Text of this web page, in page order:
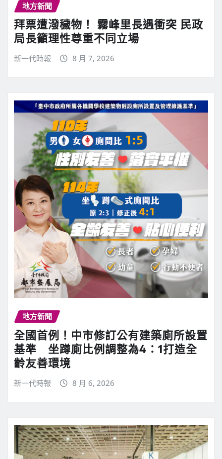
地方新聞
拜票遭潑穢物！ 霧峰里長遇衝突 民政
局長籲理性尊重不同立場
新一代時報 8 月 7, 2026
地方新聞
全國首例！中市修訂公有建築廁所設置
基準 坐蹲廁比例調整為4：1打造全
齡友善環境
新一代時報 8 月 6, 2026